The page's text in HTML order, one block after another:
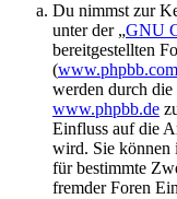
Du nimmst zur
unter der „GNU
bereitgestellten
(www.phpbb.com
werden durch
www.phpbb.de
Einfluss auf die
wird. Sie können
für bestimmte
fremder Foren